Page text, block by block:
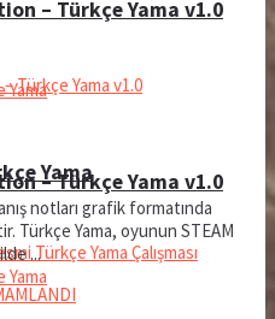
– Türkçe Yama v1.0
Yama
– Türkçe Yama v1.0
notları grafik formatında
Türkçe Yama, oyunun STEAM
...